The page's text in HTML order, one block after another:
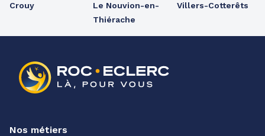
Crouy
Le Nouvion-en-
Thiérache
Villers-Cotterêts
Nos métiers